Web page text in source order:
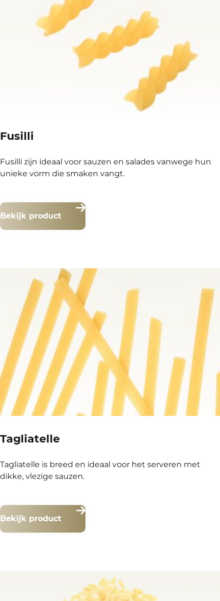
Fusilli
Fusilli zijn ideaal voor sauzen en salades vanwege hun
unieke vorm die smaken vangt.
Bekijk product
Tagliatelle
Tagliatelle is breed en ideaal voor het serveren met
dikke, vlezige sauzen.
Bekijk product